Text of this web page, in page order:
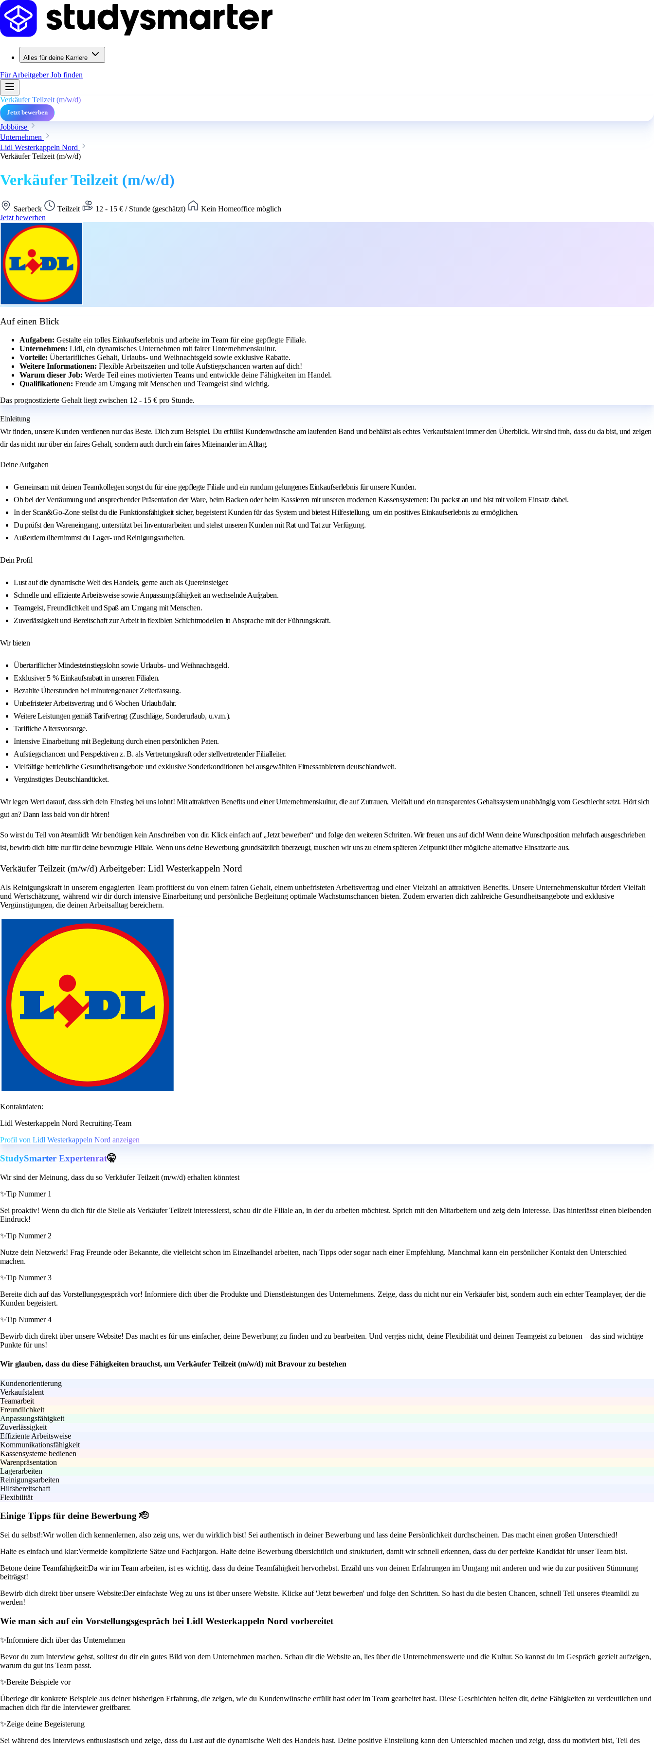
Alles für deine Karriere
Für ArbeitgeberJob finden
Verkäufer Teilzeit (m/w/d)
Jetzt bewerben
Jobbörse
Unternehmen
Lidl Westerkappeln Nord
Verkäufer Teilzeit (m/w/d)
Verkäufer Teilzeit (m/w/d)
Saerbeck Teilzeit 12 - 15 € / Stunde (geschätzt)
Kein Homeoffice möglich
Jetzt bewerben
Auf einen Blick
Aufgaben: Gestalte ein tolles Einkaufserlebnis und arbeite im Team für eine gepflegte Filiale.
Unternehmen: Lidl, ein dynamisches Unternehmen mit fairer Unternehmenskultur.
Vorteile: Übertarifliches Gehalt, Urlaubs- und Weihnachtsgeld sowie exklusive Rabatte.
Weitere Informationen: Flexible Arbeitszeiten und tolle Aufstiegschancen warten auf dich!
Warum dieser Job: Werde Teil eines motivierten Teams und entwickle deine Fähigkeiten im Handel.
Qualifikationen: Freude am Umgang mit Menschen und Teamgeist sind wichtig.
Das prognostizierte Gehalt liegt zwischen 12 - 15 € pro Stunde.
Einleitung
Wir finden, unsere Kunden verdienen nur das Beste. Dich zum Beispiel. Du erfüllst Kundenwünsche am laufenden Band und behältst als echtes Verkaufstalent immer den Überblick. Wir sind froh, dass du da bist, und zeigen
dir das nicht nur über ein faires Gehalt, sondern auch durch ein faires Miteinander im Alltag.
Deine Aufgaben
Gemeinsam mit deinen Teamkollegen sorgst du für eine gepflegte Filiale und ein rundum gelungenes Einkaufserlebnis für unsere Kunden.
Ob bei der Verräumung und ansprechender Präsentation der Ware, beim Backen oder beim Kassieren mit unseren modernen Kassensystemen: Du packst an und bist mit vollem Einsatz dabei.
In der Scan&Go-Zone stellst du die Funktionsfähigkeit sicher, begeisterst Kunden für das System und bietest Hilfestellung, um ein positives Einkaufserlebnis zu ermöglichen.
Du prüfst den Wareneingang, unterstützt bei Inventurarbeiten und stehst unseren Kunden mit Rat und Tat zur Verfügung.
Außerdem übernimmst du Lager- und Reinigungsarbeiten.
Dein Profil
Lust auf die dynamische Welt des Handels, gerne auch als Quereinsteiger.
Schnelle und effiziente Arbeitsweise sowie Anpassungsfähigkeit an wechselnde Aufgaben.
Teamgeist, Freundlichkeit und Spaß am Umgang mit Menschen.
Zuverlässigkeit und Bereitschaft zur Arbeit in flexiblen Schichtmodellen in Absprache mit der Führungskraft.
Wir bieten
Übertariflicher Mindesteinstiegslohn sowie Urlaubs- und Weihnachtsgeld.
Exklusiver 5 % Einkaufsrabatt in unseren Filialen.
Bezahlte Überstunden bei minutengenauer Zeiterfassung.
Unbefristeter Arbeitsvertrag und 6 Wochen Urlaub/Jahr.
Weitere Leistungen gemäß Tarifvertrag (Zuschläge, Sonderurlaub, u.v.m.).
Tarifliche Altersvorsorge.
Intensive Einarbeitung mit Begleitung durch einen persönlichen Paten.
Aufstiegschancen und Perspektiven z. B. als Vertretungskraft oder stellvertretender Filialleiter.
Vielfältige betriebliche Gesundheitsangebote und exklusive Sonderkonditionen bei ausgewählten Fitnessanbietern deutschlandweit.
Vergünstigtes Deutschlandticket.
Wir legen Wert darauf, dass sich dein Einstieg bei uns lohnt! Mit attraktiven Benefits und einer Unternehmenskultur, die auf Zutrauen, Vielfalt und ein transparentes Gehaltssystem unabhängig vom Geschlecht setzt. Hört sich
gut an? Dann lass bald von dir hören!
So wirst du Teil von #teamlidl: Wir benötigen kein Anschreiben von dir. Klick einfach auf „Jetzt bewerben“ und folge den weiteren Schritten. Wir freuen uns auf dich! Wenn deine Wunschposition mehrfach ausgeschrieben
ist, bewirb dich bitte nur für deine bevorzugte Filiale. Wenn uns deine Bewerbung grundsätzlich überzeugt, tauschen wir uns zu einem späteren Zeitpunkt über mögliche alternative Einsatzorte aus.
Verkäufer Teilzeit (m/w/d) Arbeitgeber: Lidl Westerkappeln Nord
Als Reinigungskraft in unserem engagierten Team profitierst du von einem fairen Gehalt, einem unbefristeten Arbeitsvertrag und einer Vielzahl an attraktiven Benefits. Unsere Unternehmenskultur fördert Vielfalt
und Wertschätzung, während wir dir durch intensive Einarbeitung und persönliche Begleitung optimale Wachstumschancen bieten. Zudem erwarten dich zahlreiche Gesundheitsangebote und exklusive
Vergünstigungen, die deinen Arbeitsalltag bereichern.
Kontaktdaten:
Lidl Westerkappeln Nord Recruiting-Team
Profil von Lidl Westerkappeln Nord anzeigen
StudySmarter Expertenrat🤫
Wir sind der Meinung, dass du so Verkäufer Teilzeit (m/w/d) erhalten könntest
✨Tip Nummer 1
Sei proaktiv! Wenn du dich für die Stelle als Verkäufer Teilzeit interessierst, schau dir die Filiale an, in der du arbeiten möchtest. Sprich mit den Mitarbeitern und zeig dein Interesse. Das hinterlässt einen bleibenden
Eindruck!
✨Tip Nummer 2
Nutze dein Netzwerk! Frag Freunde oder Bekannte, die vielleicht schon im Einzelhandel arbeiten, nach Tipps oder sogar nach einer Empfehlung. Manchmal kann ein persönlicher Kontakt den Unterschied
machen.
✨Tip Nummer 3
Bereite dich auf das Vorstellungsgespräch vor! Informiere dich über die Produkte und Dienstleistungen des Unternehmens. Zeige, dass du nicht nur ein Verkäufer bist, sondern auch ein echter Teamplayer, der die
Kunden begeistert.
✨Tip Nummer 4
Bewirb dich direkt über unsere Website! Das macht es für uns einfacher, deine Bewerbung zu finden und zu bearbeiten. Und vergiss nicht, deine Flexibilität und deinen Teamgeist zu betonen – das sind wichtige
Punkte für uns!
Wir glauben, dass du diese Fähigkeiten brauchst, um Verkäufer Teilzeit (m/w/d) mit Bravour zu bestehen
Kundenorientierung
Verkaufstalent
Teamarbeit
Freundlichkeit
Anpassungsfähigkeit
Zuverlässigkeit
Effiziente Arbeitsweise
Kommunikationsfähigkeit
Kassensysteme bedienen
Warenpräsentation
Lagerarbeiten
Reinigungsarbeiten
Hilfsbereitschaft
Flexibilität
Einige Tipps für deine Bewerbung 🫡
Sei du selbst!:Wir wollen dich kennenlernen, also zeig uns, wer du wirklich bist! Sei authentisch in deiner Bewerbung und lass deine Persönlichkeit durchscheinen. Das macht einen großen Unterschied!
Halte es einfach und klar:Vermeide komplizierte Sätze und Fachjargon. Halte deine Bewerbung übersichtlich und strukturiert, damit wir schnell erkennen, dass du der perfekte Kandidat für unser Team bist.
Betone deine Teamfähigkeit:Da wir im Team arbeiten, ist es wichtig, dass du deine Teamfähigkeit hervorhebst. Erzähl uns von deinen Erfahrungen im Umgang mit anderen und wie du zur positiven Stimmung
beiträgst!
Bewirb dich direkt über unsere Website:Der einfachste Weg zu uns ist über unsere Website. Klicke auf 'Jetzt bewerben' und folge den Schritten. So hast du die besten Chancen, schnell Teil unseres #teamlidl zu
werden!
Wie man sich auf ein Vorstellungsgespräch bei Lidl Westerkappeln Nord vorbereitet
✨Informiere dich über das Unternehmen
Bevor du zum Interview gehst, solltest du dir ein gutes Bild von dem Unternehmen machen. Schau dir die Website an, lies über die Unternehmenswerte und die Kultur. So kannst du im Gespräch gezielt aufzeigen,
warum du gut ins Team passt.
✨Bereite Beispiele vor
Überlege dir konkrete Beispiele aus deiner bisherigen Erfahrung, die zeigen, wie du Kundenwünsche erfüllt hast oder im Team gearbeitet hast. Diese Geschichten helfen dir, deine Fähigkeiten zu verdeutlichen und
machen dich für die Interviewer greifbarer.
✨Zeige deine Begeisterung
Sei während des Interviews enthusiastisch und zeige, dass du Lust auf die dynamische Welt des Handels hast. Deine positive Einstellung kann den Unterschied machen und zeigt, dass du motiviert bist, Teil des